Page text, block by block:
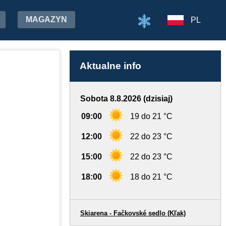
MAGAZYN PL
Aktualne info
Sobota 8.8.2026 (dzisiaj)
09:00 19 do 21 °C
12:00 22 do 23 °C
15:00 22 do 23 °C
18:00 18 do 21 °C
Skiarena - Fačkovské sedlo (Kľak)